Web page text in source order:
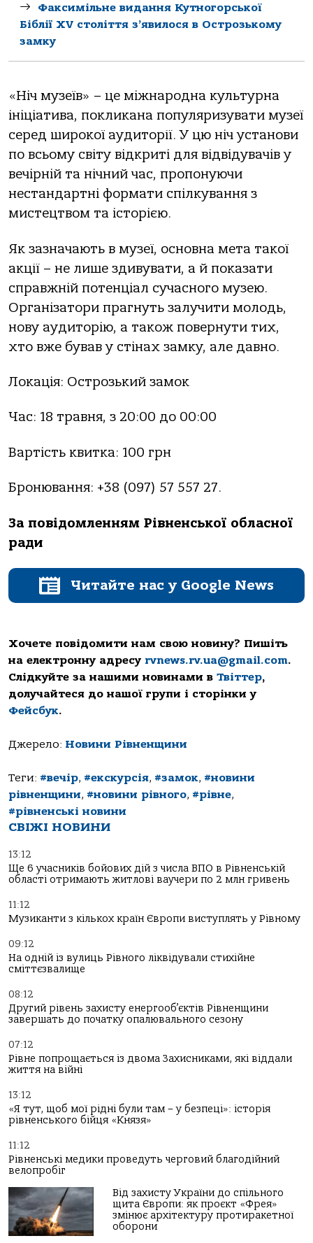
Факсимільне видання Кутногорської
Біблії XV століття з’явилося в Острозькому
замку
«Ніч музеїв» – це міжнародна культурна
ініціатива, покликана популяризувати музеї
серед широкої аудиторії. У цю ніч установи
по всьому світу відкриті для відвідувачів у
вечірній та нічний час, пропонуючи
нестандартні формати спілкування з
мистецтвом та історією.
Як зазначають в музеї, основна мета такої
акції – не лише здивувати, а й показати
справжній потенціал сучасного музею.
Організатори прагнуть залучити молодь,
нову аудиторію, а також повернути тих,
хто вже бував у стінах замку, але давно.
Локація: Острозький замок
Час: 18 травня, з 20:00 до 00:00
Вартість квитка: 100 грн
Бронювання: +38 (097) 57 557 27.
За повідомленням Рівненської обласної
ради
Читайте нас у Google News
Хочете повідомити нам свою новину? Пишіть
на електронну адресу rvnews.rv.ua@gmail.com.
Слідкуйте за нашими новинами в Твіттер,
долучайтеся до нашої групи і сторінки у
Фейсбук.
Джерело: Новини Рівненщини
Теги: #вечір, #екскурсія, #замок, #новини
рівненщини, #новини рівного, #рівне,
#рівненські новини
СВІЖІ НОВИНИ
13:12
Ще 6 учасників бойових дій з числа ВПО в Рівненській
області отримають житлові ваучери по 2 млн гривень
11:12
Музиканти з кількох країн Європи виступлять у Рівному
09:12
На одній із вулиць Рівного ліквідували стихійне
сміттєзвалище
08:12
Другий рівень захисту енергооб’єктів Рівненщини
завершать до початку опалювального сезону
07:12
Рівне попрощається із двома Захисниками, які віддали
життя на війні
13:12
«Я тут, щоб мої рідні були там – у безпеці»: історія
рівненського бійця «Князя»
11:12
Рівненські медики проведуть черговий благодійний
велопробіг
Від захисту України до спільного
щита Європи: як проєкт «Фрея»
змінює архітектуру протиракетної
оборони